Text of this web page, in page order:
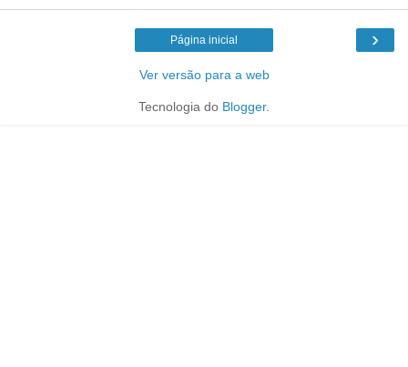
›
Página inicial
Ver versão para a web
Tecnologia do Blogger.